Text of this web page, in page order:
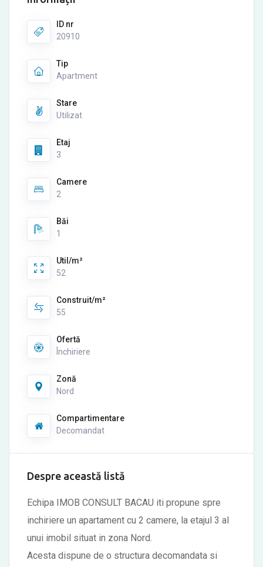
ID nr
20910
Tip
Apartment
Stare
Utilizat
Etaj
3
Camere
2
Băi
1
Util/m²
52
Construit/m²
55
Ofertă
Închiriere
Zonă
Nord
Compartimentare
Decomandat
Despre această listă
Echipa IMOB CONSULT BACAU iti propune spre
inchiriere un apartament cu 2 camere, la etajul 3 al
unui imobil situat in zona Nord.
Acesta dispune de o structura decomandata si